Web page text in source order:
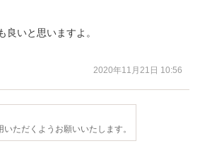
いと思いますよ。
2020年11月21日 10:56
ただくようお願いいたします。